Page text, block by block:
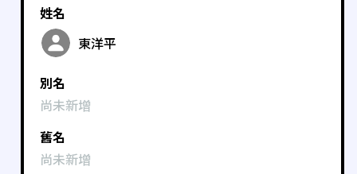
姓名
東洋平
別名
尚未新增
舊名
尚未新增